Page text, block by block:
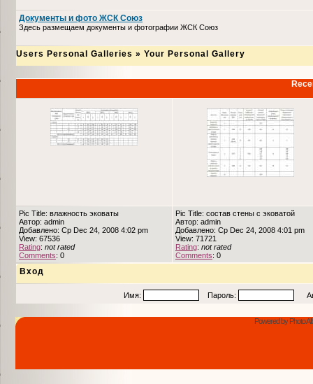
Документы и фото ЖСК Союз
Здесь размещаем документы и фотографии ЖСК Союз
Users Personal Galleries » Your Personal Gallery
Pic Title: влажность эковаты
Автор: admin
Добавлено: Ср Dec 24, 2008 4:02 pm
View: 67536
Rating: not rated
Comments: 0
Pic Title: состав стены с эковатой
Автор: admin
Добавлено: Ср Dec 24, 2008 4:01 pm
View: 71721
Rating: not rated
Comments: 0
Вход
Имя: Пароль:
Powered by Photo